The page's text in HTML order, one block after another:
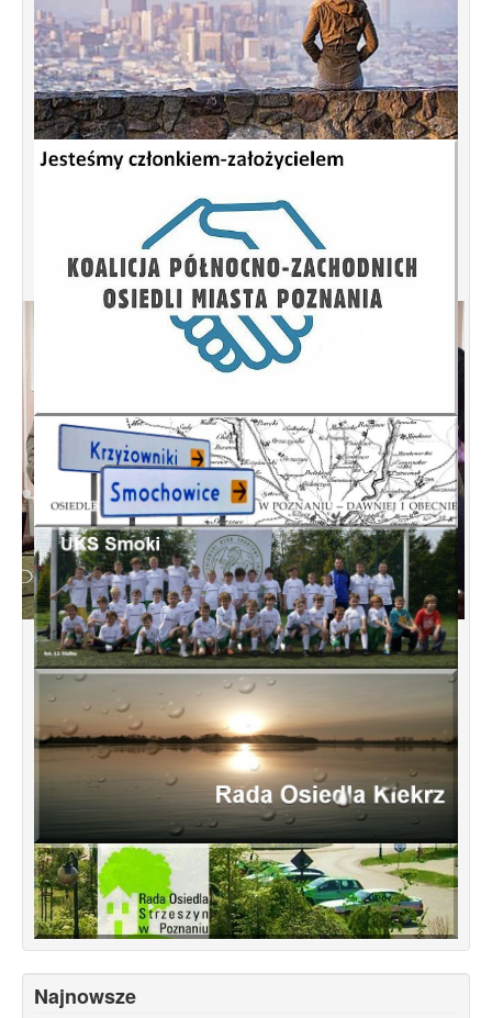
Konsultacje dotyczące terenu
Smochowice Południe w rejonie ulic
położonych pomiędzy Wejherowską,
Starogardzką, Pniewską, Pelplińską.
Najnowsze